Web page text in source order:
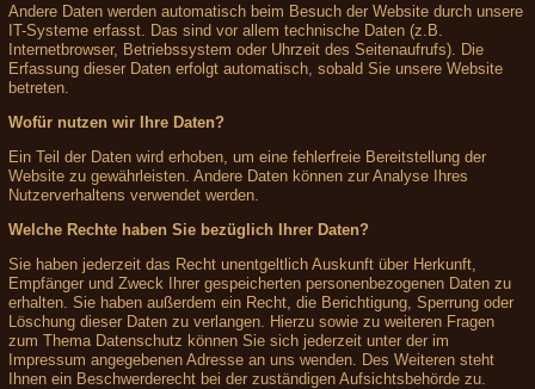
Andere Daten werden automatisch beim Besuch der Website durch unsere
IT-Systeme erfasst. Das sind vor allem technische Daten (z.B.
Internetbrowser, Betriebssystem oder Uhrzeit des Seitenaufrufs). Die
Erfassung dieser Daten erfolgt automatisch, sobald Sie unsere Website
betreten.
Wofür nutzen wir Ihre Daten?
Ein Teil der Daten wird erhoben, um eine fehlerfreie Bereitstellung der
Website zu gewährleisten. Andere Daten können zur Analyse Ihres
Nutzerverhaltens verwendet werden.
Welche Rechte haben Sie bezüglich Ihrer Daten?
Sie haben jederzeit das Recht unentgeltlich Auskunft über Herkunft,
Empfänger und Zweck Ihrer gespeicherten personenbezogenen Daten zu
erhalten. Sie haben außerdem ein Recht, die Berichtigung, Sperrung oder
Löschung dieser Daten zu verlangen. Hierzu sowie zu weiteren Fragen
zum Thema Datenschutz können Sie sich jederzeit unter der im
Impressum angegebenen Adresse an uns wenden. Des Weiteren steht
Ihnen ein Beschwerderecht bei der zuständigen Aufsichtsbehörde zu.